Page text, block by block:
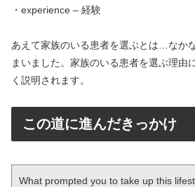
・experience – 経験
あえて家族のいる患者を選ぶとは…なか
まいました。家族のいる患者を選ぶ理由
く説明されます。
この道に進んだきっかけ
What prompted you to take up this